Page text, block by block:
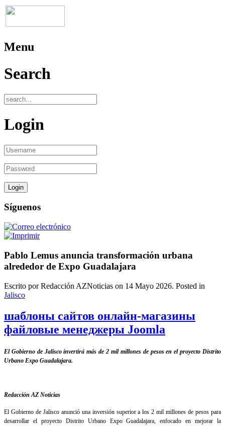
Menu
Search
Login
Síguenos
Pablo Lemus anuncia transformación urbana
alrededor de Expo Guadalajara
Escrito por Redacción AZNoticias on 14 Mayo 2026. Posted in
Jalisco
шаблоны сайтов онлайн-магазины
файловые менеджеры Joomla
El Gobierno de Jalisco invertirá más de 2 mil millones de pesos en el proyecto Distrito
Urbano Expo Guadalajara.
Redacción AZ Noticias
El Gobierno de Jalisco anunció una inversión superior a los 2 mil millones de pesos para
desarrollar el proyecto Distrito Urbano Expo Guadalajara, enfocado en mejorar la